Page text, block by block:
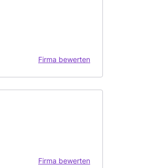
Firma bewerten
Firma bewerten